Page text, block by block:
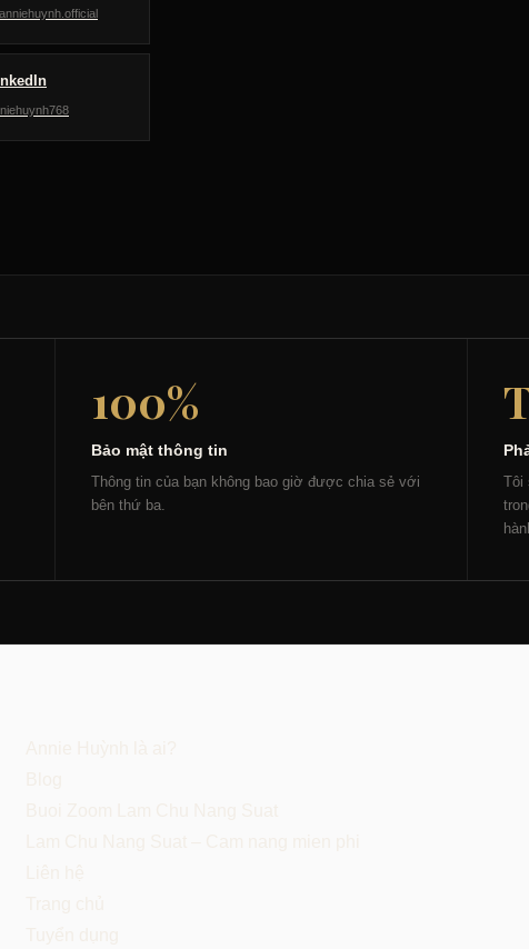
100%
Bảo mật thông tin
Thông tin của bạn không bao giờ được chia sẻ với
bên thứ ba.
Tôi